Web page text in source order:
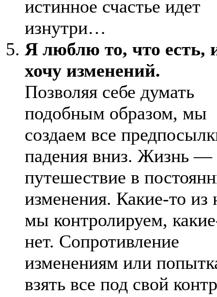
истинное счастье идет
изнутри…
Я люблю то, что есть,
хочу изменений.
Позволяя себе думать
подобным образом, мы
создаем все
падения вниз. Жизнь —
путешествие в
изменения. Какие-то из
мы контролируем,
нет. Сопротивление
изменениям или
взять все под свой